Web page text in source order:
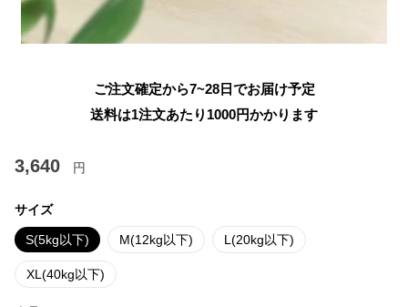
ご注文確定から7~28日でお届け予定
送料は1注文あたり 1000円かかります
3,640 円
サイズ
S(5kg以下) M(12kg以下) L(20kg以下)
XL(40kg以下)